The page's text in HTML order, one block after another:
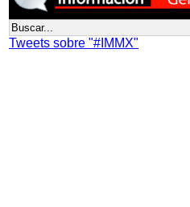
Tweets sobre "#IMMX"